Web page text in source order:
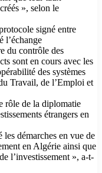
», selon le
signé entre
l’échange
du contrôle des
sont en cours avec les
des systèmes
Travail, de l’Emploi et
rôle de la diplomatie
étrangers en
les démarches en vue de
en Algérie ainsi que
l’investissement », a-t-